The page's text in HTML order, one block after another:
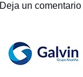
Deja un comentario